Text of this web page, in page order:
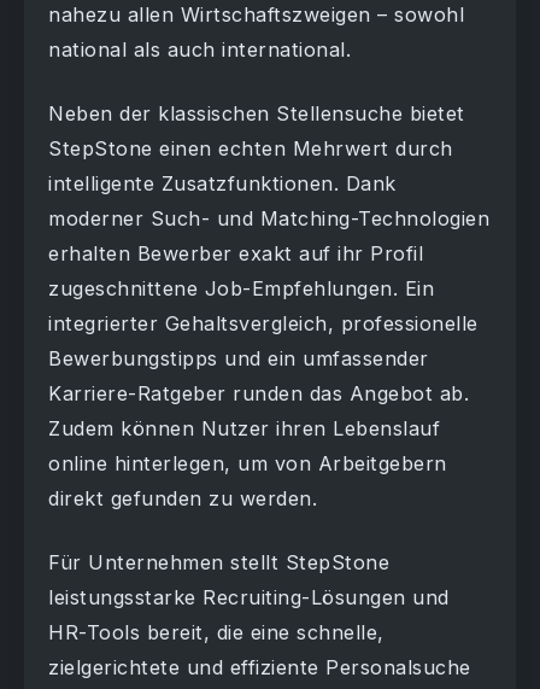
nahezu allen Wirtschaftszweigen – sowohl
national als auch international.
Neben der klassischen Stellensuche bietet
StepStone einen echten Mehrwert durch
intelligente Zusatzfunktionen. Dank
moderner Such- und Matching-Technologien
erhalten Bewerber exakt auf ihr Profil
zugeschnittene Job-Empfehlungen. Ein
integrierter Gehaltsvergleich, professionelle
Bewerbungstipps und ein umfassender
Karriere-Ratgeber runden das Angebot ab.
Zudem können Nutzer ihren Lebenslauf
online hinterlegen, um von Arbeitgebern
direkt gefunden zu werden.
Für Unternehmen stellt StepStone
leistungsstarke Recruiting-Lösungen und
HR-Tools bereit, die eine schnelle,
zielgerichtete und effiziente Personalsuche